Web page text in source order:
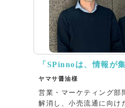
「SPinnoは、情報が
ヤマサ醤油様
営業・マーケティング部
解消し、小売流通に向け